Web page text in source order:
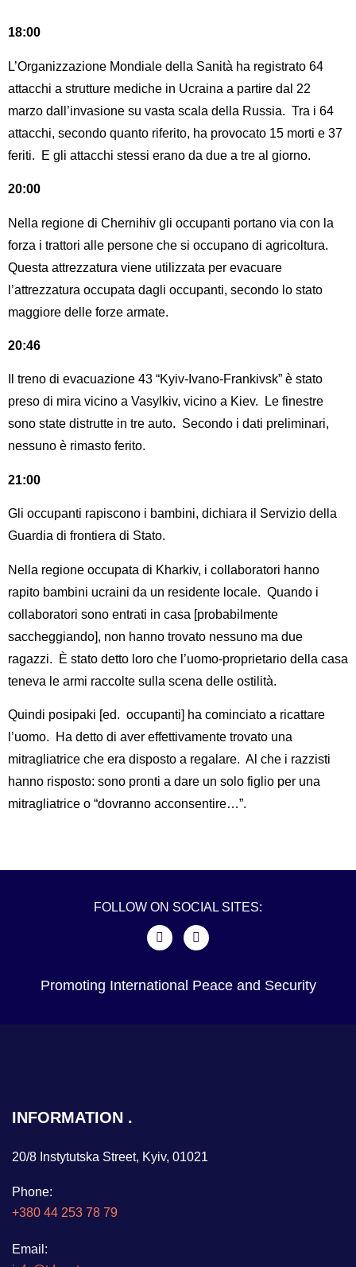
18:00
L’Organizzazione Mondiale della Sanità ha registrato 64
attacchi a strutture mediche in Ucraina a partire dal 22
marzo dall’invasione su vasta scala della Russia. Tra i 64
attacchi, secondo quanto riferito, ha provocato 15 morti e 37
feriti. E gli attacchi stessi erano da due a tre al giorno.
20:00
Nella regione di Chernihiv gli occupanti portano via con la
forza i trattori alle persone che si occupano di agricoltura.
Questa attrezzatura viene utilizzata per evacuare
l’attrezzatura occupata dagli occupanti, secondo lo stato
maggiore delle forze armate.
20:46
Il treno di evacuazione 43 “Kyiv-Ivano-Frankivsk” è stato
preso di mira vicino a Vasylkiv, vicino a Kiev. Le finestre
sono state distrutte in tre auto. Secondo i dati preliminari,
nessuno è rimasto ferito.
21:00
Gli occupanti rapiscono i bambini, dichiara il Servizio della
Guardia di frontiera di Stato.
Nella regione occupata di Kharkiv, i collaboratori hanno
rapito bambini ucraini da un residente locale. Quando i
collaboratori sono entrati in casa [probabilmente
saccheggiando], non hanno trovato nessuno ma due
ragazzi. È stato detto loro che l’uomo-proprietario della casa
teneva le armi raccolte sulla scena delle ostilità.
Quindi posipaki [ed. occupanti] ha cominciato a ricattare
l’uomo. Ha detto di aver effettivamente trovato una
mitragliatrice che era disposto a regalare. Al che i razzisti
hanno risposto: sono pronti a dare un solo figlio per una
mitragliatrice o “dovranno acconsentire…”.
FOLLOW ON SOCIAL SITES:
Promoting International Peace and Security
INFORMATION
20/8 Instytutska Street, Kyiv, 01021
Phone:
+380 44 253 78 79
Email: